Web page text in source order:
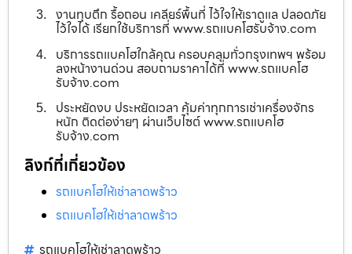
งานทุบตึก รื้อถอน เคลียร์พื้นที่ ไว้ใจให้เราดูแล ปลอดภัย
ไว้ใจได้ เรียกใช้บริการที่ www.รถแบคโฮรับจ้าง.com
บริการรถแบคโฮใกล้คุณ ครอบคลุมทั่วกรุงเทพฯ พร้อม
ลงหน้างานด่วน สอบถามราคาได้ที่ www.รถแบคโฮ
รับจ้าง.com
ประหยัดงบ ประหยัดเวลา คุ้มค่าทุกการเช่าเครื่องจักร
หนัก ติดต่อง่ายๆ ผ่านเว็บไซต์ www.รถแบคโฮ
รับจ้าง.com
ลิงก์ที่เกี่ยวข้อง
รถแบคโฮให้เช่าลาดพร้าว
รถแบคโฮให้เช่าลาดพร้าว
รถแบคโฮให้เช่าลาดพร้าว